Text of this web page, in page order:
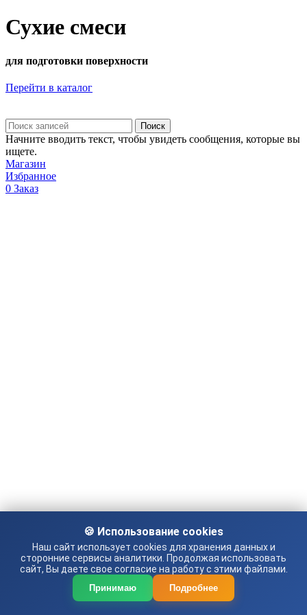
Сухие смеси
для подготовки поверхности
Перейти в каталог
🍪 Использование cookies
Наш сайт использует cookies для хранения данных и
сторонние сервисы аналитики. Продолжая использовать
сайт, Вы даете свое согласие на работу с этими файлами.
Принимаю Подробнее
Поиск
Начните вводить текст, чтобы увидеть сообщения, которые вы
ищете.
Магазин
Избранное
0 Заказ